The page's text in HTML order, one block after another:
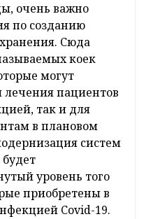
очень важно
по созданию
Сюда
коек
могут
лечения пациентов
так и для
в плановом
систем
уровень того
приобретены в
Covid-19.